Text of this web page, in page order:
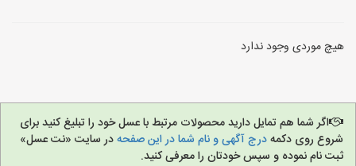
هیچ موردی وجود ندارد
اگر شما هم تمایل دارید محصولات مرتبط با عسل خود را تبلیغ کنید برای
شروع روی دکمهدرج آگهی و نام شما در این صفحهدر سایت «نت عسل»
ثبت نام نموده و سپس خودتان را معرفی کنید.